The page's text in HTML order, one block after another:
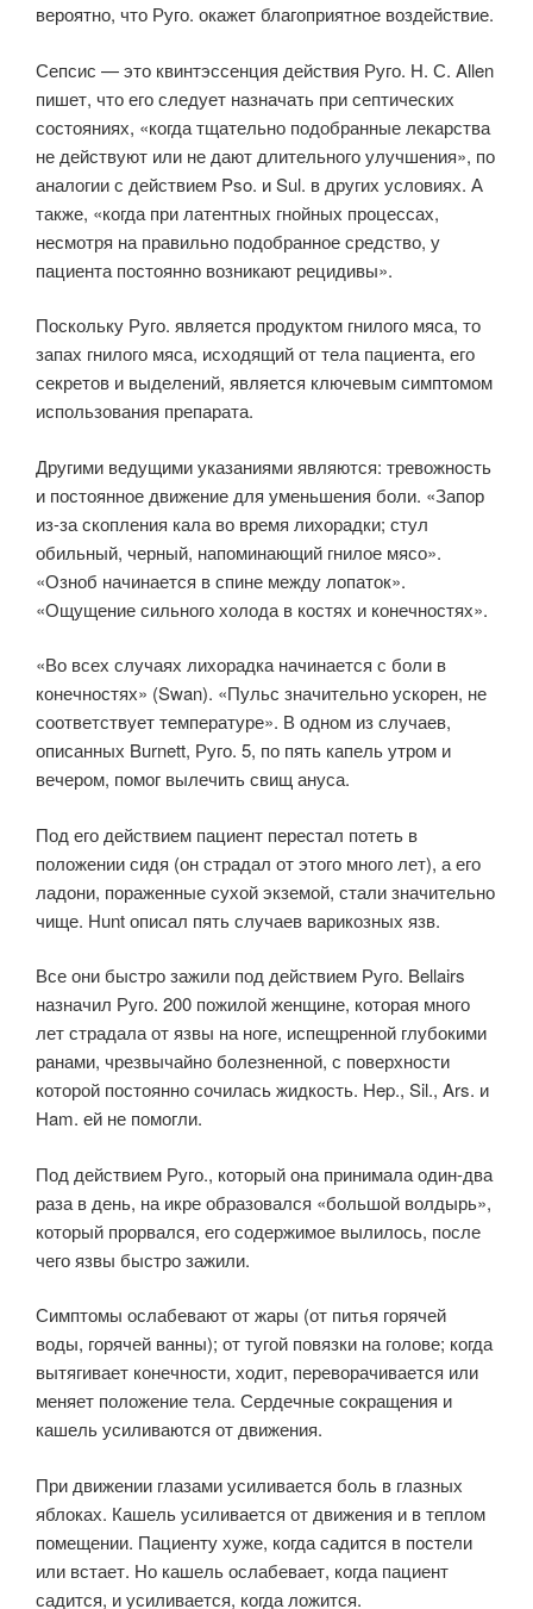
вероятно, что Руго. окажет благоприятное воздействие.
Сепсис — это квинтэссенция действия Руго. Н. С. Allen
пишет, что его следует назначать при септических
состояниях, «когда тщательно подобранные лекарства
не действуют или не дают длительного улучшения», по
аналогии с действием Pso. и Sul. в других условиях. А
также, «когда при латентных гнойных процессах,
несмотря на правильно подобранное средство, у
пациента постоянно возникают рецидивы».
Поскольку Руго. является продуктом гнилого мяса, то
запах гнилого мяса, исходящий от тела пациента, его
секретов и выделений, является ключевым симптомом
использования препарата.
Другими ведущими указаниями являются: тревожность
и постоянное движение для уменьшения боли. «Запор
из-за скопления кала во время лихорадки; стул
обильный, черный, напоминающий гнилое мясо».
«Озноб начинается в спине между лопаток».
«Ощущение сильного холода в костях и конечностях».
«Во всех случаях лихорадка начинается с боли в
конечностях» (Swan). «Пульс значительно ускорен, не
соответствует температуре». В одном из случаев,
описанных Burnett, Руго. 5, по пять капель утром и
вечером, помог вылечить свищ ануса.
Под его действием пациент перестал потеть в
положении сидя (он страдал от этого много лет), а его
ладони, пораженные сухой экземой, стали значительно
чище. Hunt описал пять случаев варикозных язв.
Все они быстро зажили под действием Руго. Bellairs
назначил Руго. 200 пожилой женщине, которая много
лет страдала от язвы на ноге, испещренной глубокими
ранами, чрезвычайно болезненной, с поверхности
которой постоянно сочилась жидкость. Hep., Sil., Ars. и
Ham. ей не помогли.
Под действием Руго., который она принимала один-два
раза в день, на икре образовался «большой волдырь»,
который прорвался, его содержимое вылилось, после
чего язвы быстро зажили.
Симптомы ослабевают от жары (от питья горячей
воды, горячей ванны); от тугой повязки на голове; когда
вытягивает конечности, ходит, переворачивается или
меняет положение тела. Сердечные сокращения и
кашель усиливаются от движения.
При движении глазами усиливается боль в глазных
яблоках. Кашель усиливается от движения и в теплом
помещении. Пациенту хуже, когда садится в постели
или встает. Но кашель ослабевает, когда пациент
садится, и усиливается, когда ложится.